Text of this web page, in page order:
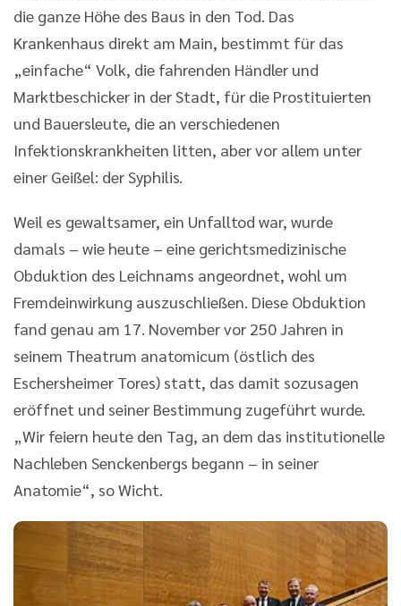
die ganze Höhe des Baus in den Tod. Das
Krankenhaus direkt am Main, bestimmt für das
„einfache“ Volk, die fahrenden Händler und
Marktbeschicker in der Stadt, für die Prostituierten
und Bauersleute, die an verschiedenen
Infektionskrankheiten litten, aber vor allem unter
einer Geißel: der Syphilis.
Weil es gewaltsamer, ein Unfalltod war, wurde
damals – wie heute – eine gerichtsmedizinische
Obduktion des Leichnams angeordnet, wohl um
Fremdeinwirkung auszuschließen. Diese Obduktion
fand genau am 17. November vor 250 Jahren in
seinem Theatrum anatomicum (östlich des
Eschersheimer Tores) statt, das damit sozusagen
eröffnet und seiner Bestimmung zugeführt wurde.
„Wir feiern heute den Tag, an dem das institutionelle
Nachleben Senckenbergs begann – in seiner
Anatomie“, so Wicht.